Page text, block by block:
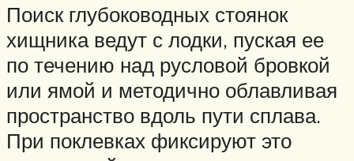
Поиск глубоководных стоянок
хищника ведут с лодки, пуская ее
по течению над русловой бровкой
или ямой и методично облавливая
пространство вдоль пути сплава.
При поклевках фиксируют это